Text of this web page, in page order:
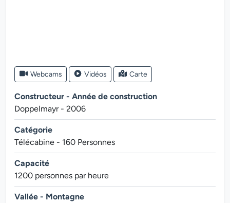
Webcams Vidéos Carte
Constructeur - Année de construction
Doppelmayr - 2006
Catégorie
Télécabine - 160 Personnes
Capacité
1200 personnes par heure
Vallée - Montagne